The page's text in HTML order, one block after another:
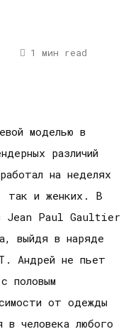
1 мин read
моделью в
различий
на неделях
так и женких. В
Jean Paul Gaultier
выйдя в наряде
Андрей не пьет
половым
от одежды
в человека любого